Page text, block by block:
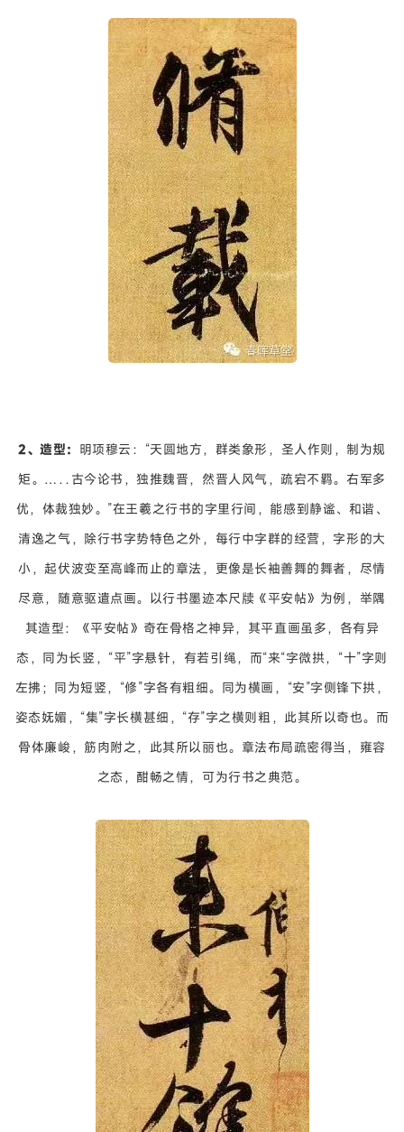
2、造型： 明项穆云： “天圆地方，群类象形，圣人作则，制为规
矩。…‥古今论书，独推魏晋，然晋人风气，疏宕不羁。右军多
优，体裁独妙。”在王羲之行书的字里行间，能感到静谧、和谐、
清逸之气，除行书字势特色之外，每行中字群的经营，字形的大
小，起伏波变至高峰而止的章法，更像是长袖善舞的舞者，尽情
尽意，随意驱遣点画。以行书墨迹本尺牍《平安帖》为例，举隅
其造型：《平安帖》奇在骨格之神异，其平直画虽多，各有异
态，同为长竖，“平”字悬针，有若引绳，而“来“字微拱，“十”字则
左拂；同为短竖，“修”字各有粗细。同为横画，“安”字侧锋下拱，
姿态妩媚，“集”字长横甚细，“存”字之横则粗，此其所以奇也。而
骨体廉峻，筋肉附之，此其所以丽也。章法布局疏密得当，雍容
之态，酣畅之情，可为行书之典范。